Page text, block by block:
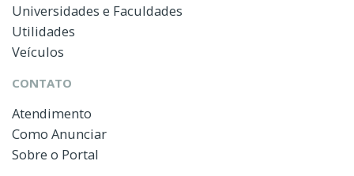
Universidades e Faculdades
Utilidades
Veículos
CONTATO
Atendimento
Como Anunciar
Sobre o Portal